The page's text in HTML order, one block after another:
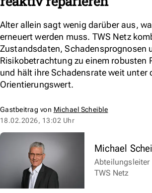
Alter allein sagt wenig darüber aus,
erneuert werden muss. TWS Netz
Zustandsdaten, Schadensprognosen
Risikobetrachtung zu einem robusten
und hält ihre Schadensrate weit unter
Orientierungswert.
Gastbeitrag von Michael Scheible
18.02.2026, 13:02 Uhr
Michael
Abteilungsleiter
TWS Netz